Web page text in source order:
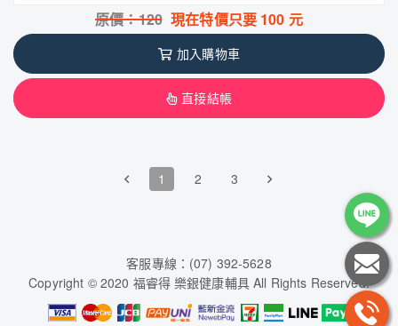
原價：120 現在特價只要 100 元
加入購物車
直接結帳
1 2 3
客服專線：(07) 392-5628
Copyright © 2020 福睿得 樂銀健康輔具 All Rights Reserved.